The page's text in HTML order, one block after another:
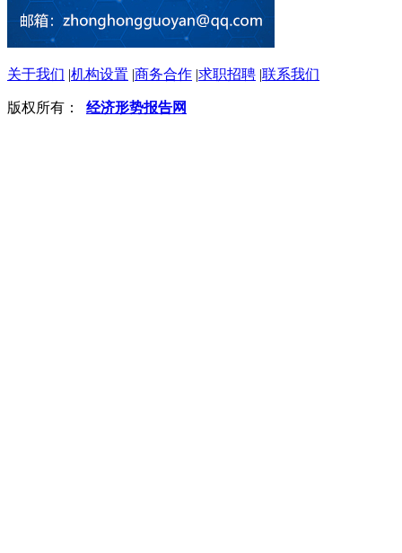
关于我们 |机构设置 |商务合作 |求职招聘 |联系我们
版权所有： 经济形势报告网